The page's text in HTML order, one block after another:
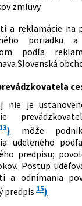
zmluvy.
a reklamácie na
poriadku
podľa
Slovenská
nie je
) môže podnik
udeleného
predpisu;
Postup
a odnímania
predpis.15)